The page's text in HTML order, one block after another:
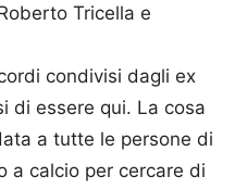
Tricella e
condivisi dagli ex
di essere qui. La cosa
a tutte le persone di
a calcio per cercare di